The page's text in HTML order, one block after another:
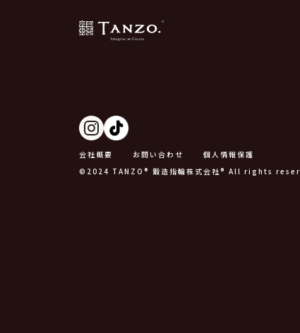
会社概要 お問い合わせ
個人情報保護
©2024 TANZO® 鍛造指輪株式会社® All rights